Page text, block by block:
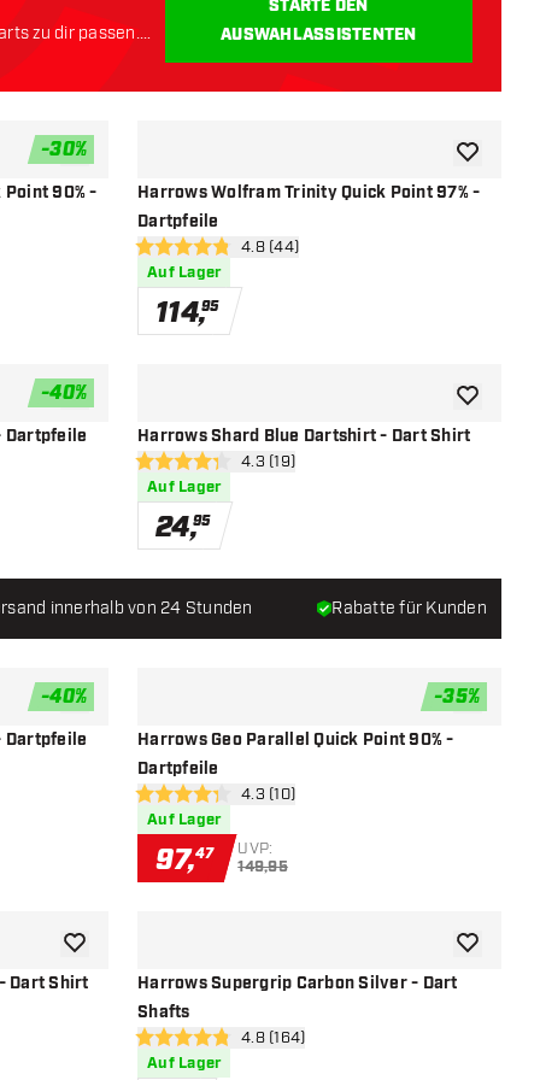
-30%
Point 90% -
Zur Wunschliste hinzufügen
Harrows Wolfram Trinity Quick Point 97% -
Dartpfeile
Bewertungsbereich öffnen
4.8 Bewertungssterne
4.8 (44)
Auf Lager
114,95
Zur
-40%
Dartpfeile
Zur Wunschliste hinzufügen
Harrows Shard Blue Dartshirt - Dart Shirt
Bewertungsbereich öffnen
4.3 Bewertungssterne
4.3 (19)
Auf Lager
24,95
Zur
-40%
Dartpfeile
Zur Wunschliste hinzufügen
-35%
Harrows Geo Parallel Quick Point 90% -
Dartpfeile
Bewertungsbereich öffnen
4.3 Bewertungssterne
4.3 (10)
Auf Lager
97,47 UVP:
149,95
Zur
Dart Shirt
Zur Wunschliste hinzufügen
Harrows Supergrip Carbon Silver - Dart
Shafts
Bewertungsbereich öffnen
4.8 Bewertungssterne
4.8 (164)
Auf Lager
Zur
zu dir passen.
STARTE DEN
AUSWAHLASSISTENTEN
innerhalb von 24 Stunden Rabatte für Kunden